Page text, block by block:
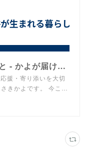
ダブルケアと介護休暇のこと - かよが届ける防災と暮らし 福岡から
援・寄り添いを大切
きかよです。 今こ…